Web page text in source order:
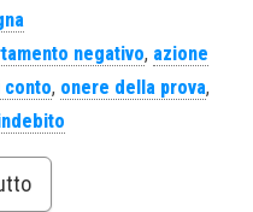
negativo, azione
, onere della prova,